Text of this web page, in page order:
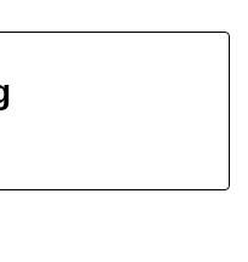
stuurhulp